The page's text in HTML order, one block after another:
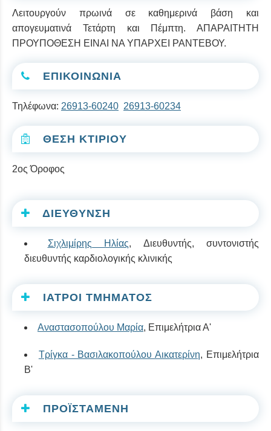
Λειτουργούν πρωινά σε καθημερινά βάση και
απογευματινά Τετάρτη και Πέμπτη. ΑΠΑΡΑΙΤΗΤΗ
ΠΡΟΥΠΟΘΕΣΗ ΕΙΝΑΙ ΝΑ ΥΠΑΡΧΕΙ ΡΑΝΤΕΒΟΥ.
ΕΠΙΚΟΙΝΩΝΙΑ
Τηλέφωνα: 26913-60240 26913-60234
ΘΕΣΗ ΚΤΙΡΙΟΥ
2ος Όροφος
ΔΙΕΥΘΥΝΣΗ
Σιχλιμίρης Ηλίας, Διευθυντής, συντονιστής
διευθυντής καρδιολογικής κλινικής
ΙΑΤΡΟΙ ΤΜΗΜΑΤΟΣ
Αναστασοπούλου Μαρία, Επιμελήτρια Α'
Τρίγκα - Βασιλακοπούλου Αικατερίνη, Επιμελήτρια
Β'
ΠΡΟΪΣΤΑΜΕΝΗ